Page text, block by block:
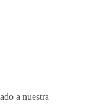
a nuestra